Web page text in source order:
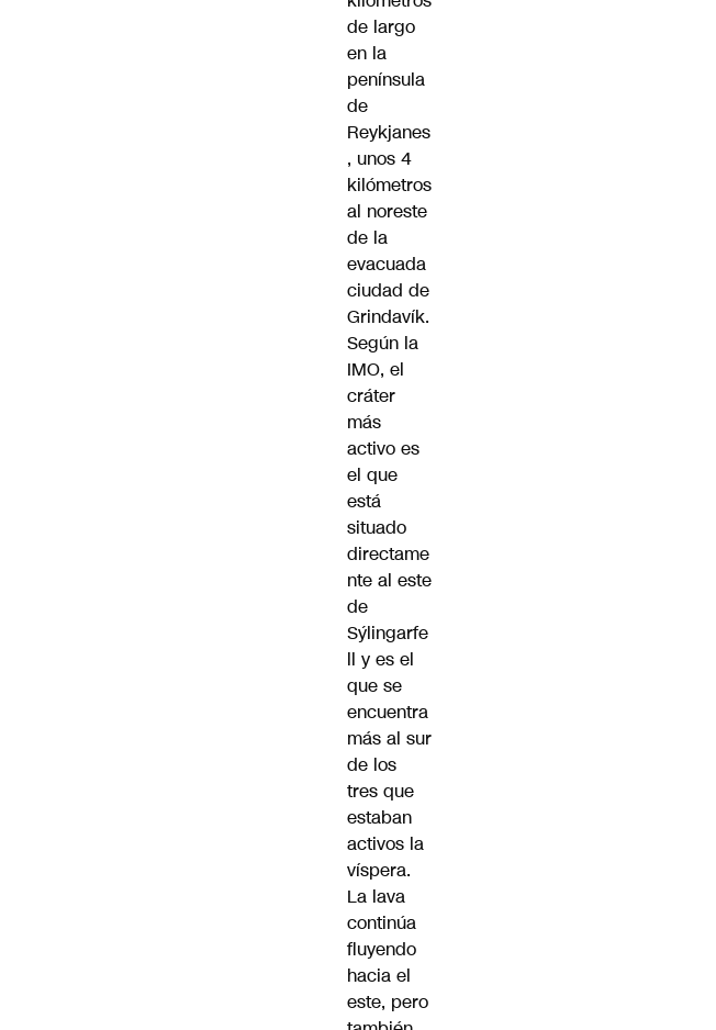
de largo
en la
península
de
Reykjanes
, unos 4
kilómetros
al noreste
de la
evacuada
ciudad de
Grindavík.
Según la
IMO, el
cráter
más
activo es
el que
está
situado
directame
nte al este
de
Sýlingarfe
ll y es el
que se
encuentra
más al sur
de los
tres que
estaban
activos la
víspera.
La lava
continúa
fluyendo
hacia el
este, pero